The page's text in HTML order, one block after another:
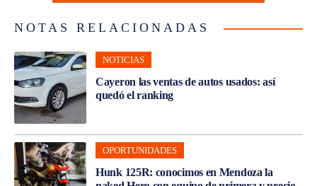
NOTAS RELACIONADAS
NOTICIAS
Cayeron las ventas de autos usados: así
quedó el ranking
OPORTUNIDADES
Hunk 125R: conocimos en Mendoza la